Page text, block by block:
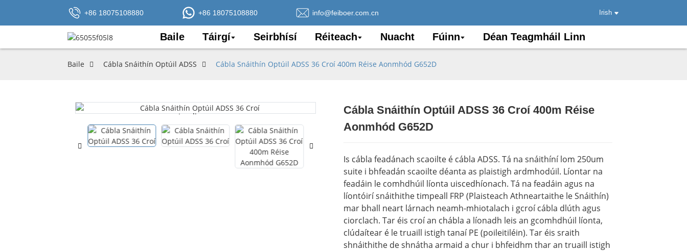
+86 18075108880 +86 18075108880 info@feiboer.com.cn Irish
Baile Táirgí Seirbhísí Réiteach Nuacht Fúinn Déan Teagmháil Linn
Baile Cábla Snáithín Optúil ADSS Cábla Snáithín Optúil ADSS 36 Croí 400m Réise Aonmhód G652D
Loading...
Loading... Loading...
Loading...
Cábla Snáithín Optúil ADSS 36 Croí 400m Réise
Aonmhód G652D
Is cábla feadánach scaoilte é cábla ADSS. Tá na snáithíní lom 250um
suite i bhfeadán scaoilte déanta as plaistigh ardmhodúil. Líontar na
feadáin le comhdhúil líonta uiscedhíonach. Tá na feadáin agus na
líontóirí snáithithe timpeall FRP (Plaisteach Athneartaithe le Snáithín)
mar bhall neart lárnach neamh-mhiotalach i gcroí cábla dlúth agus
ciorclach. Tar éis croí an chábla a líonadh leis an gcomhdhúil líonta,
clúdaítear é le truaill istigh tanaí PE (poileitiléin). Tar éis sraith
shnáithithe de shnátha armaid a chur i bhfeidhm thar an truaill istigh